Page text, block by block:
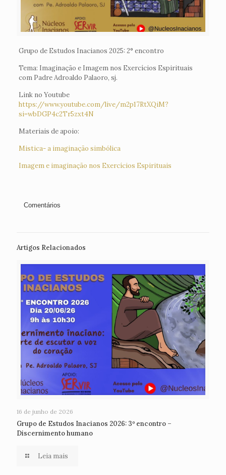
Grupo de Estudos Inacianos 2025: 2° encontro
Tema: Imaginação e Imagem nos Exercícios Espirituais
com Padre Adroaldo Palaoro, sj.
Link no Youtube
https://www.youtube.com/live/m2p17RtXQiM?
si=wbDGP4c2Tr5zxt4N
Materiais de apoio:
Mistica- a imaginação simbólica
Imagem e imaginação nos Exercícios Espirituais
Comentários
Artigos Relacionados
16 de junho de 2026
Grupo de Estudos Inacianos 2026: 3º encontro –
Discernimento humano
Leia mais